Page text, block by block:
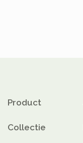
Product
Collectie